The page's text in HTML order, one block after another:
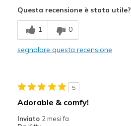
Breathe Well
Comfortable
Questa recensione è stata utile?
1 0
segnalare questa recensione
5
Adorable & comfy!
Inviato 2 mesi fa